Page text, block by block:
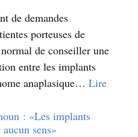
de demandes
porteuses de
de conseiller une
entre les implants
anaplasique… Lire
: «Les implants
sens»